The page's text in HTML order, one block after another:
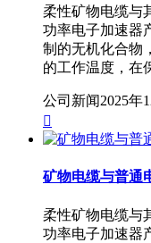
柔性矿物电缆与
功率电子加速器
制的无机化合物
的工作温度，在
公司新闻2025年

矿物电缆与普通
柔性矿物电缆与
功率电子加速器